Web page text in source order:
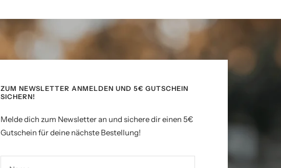
ZUM NEWSLETTER ANMELDEN UND 5€ GUTSCHEIN
SICHERN!
Melde dich zum Newsletter an und sichere dir einen 5€
Gutschein für deine nächste Bestellung!